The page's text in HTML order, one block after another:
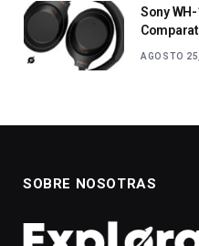
Sony
AGOSTO
SOBRE NOSOTRAS